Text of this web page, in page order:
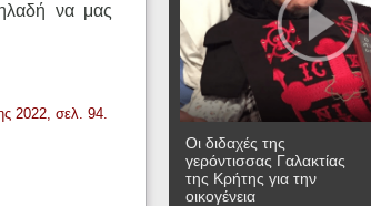
να μας
2022, σελ. 94.
Οι διδαχές της
γερόντισσας Γαλακτίας
της Κρήτης για την
οικογένεια